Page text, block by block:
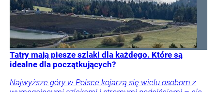
Tatry mają piesze szlaki dla każdego. Które są
idealne dla początkujących?
Najwyższe góry w Polsce kojarzą się wielu osobom z